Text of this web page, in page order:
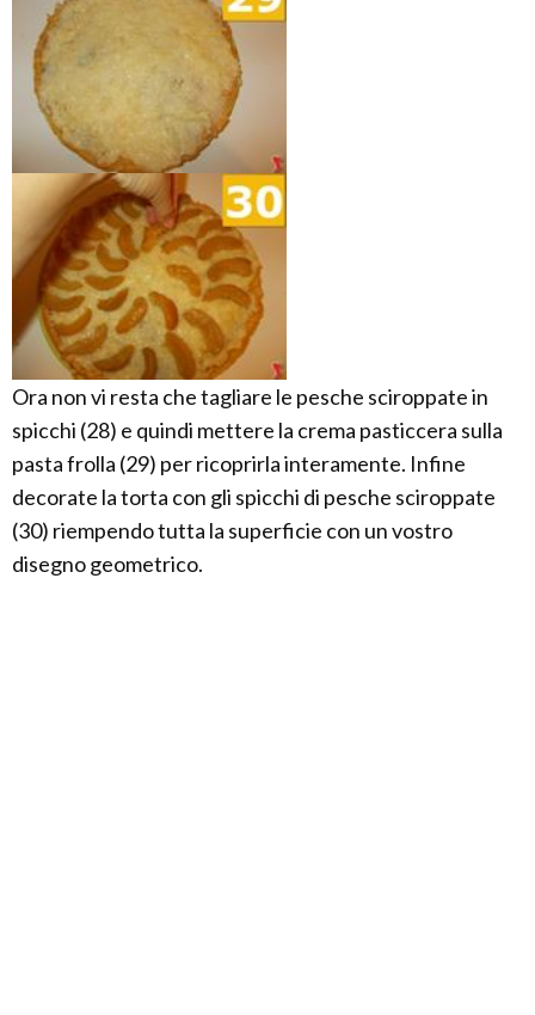
Ora non vi resta che tagliare le pesche sciroppate in
spicchi (28) e quindi mettere la crema pasticcera sulla
pasta frolla (29) per ricoprirla interamente. Infine
decorate la torta con gli spicchi di pesche sciroppate
(30) riempendo tutta la superficie con un vostro
disegno geometrico.